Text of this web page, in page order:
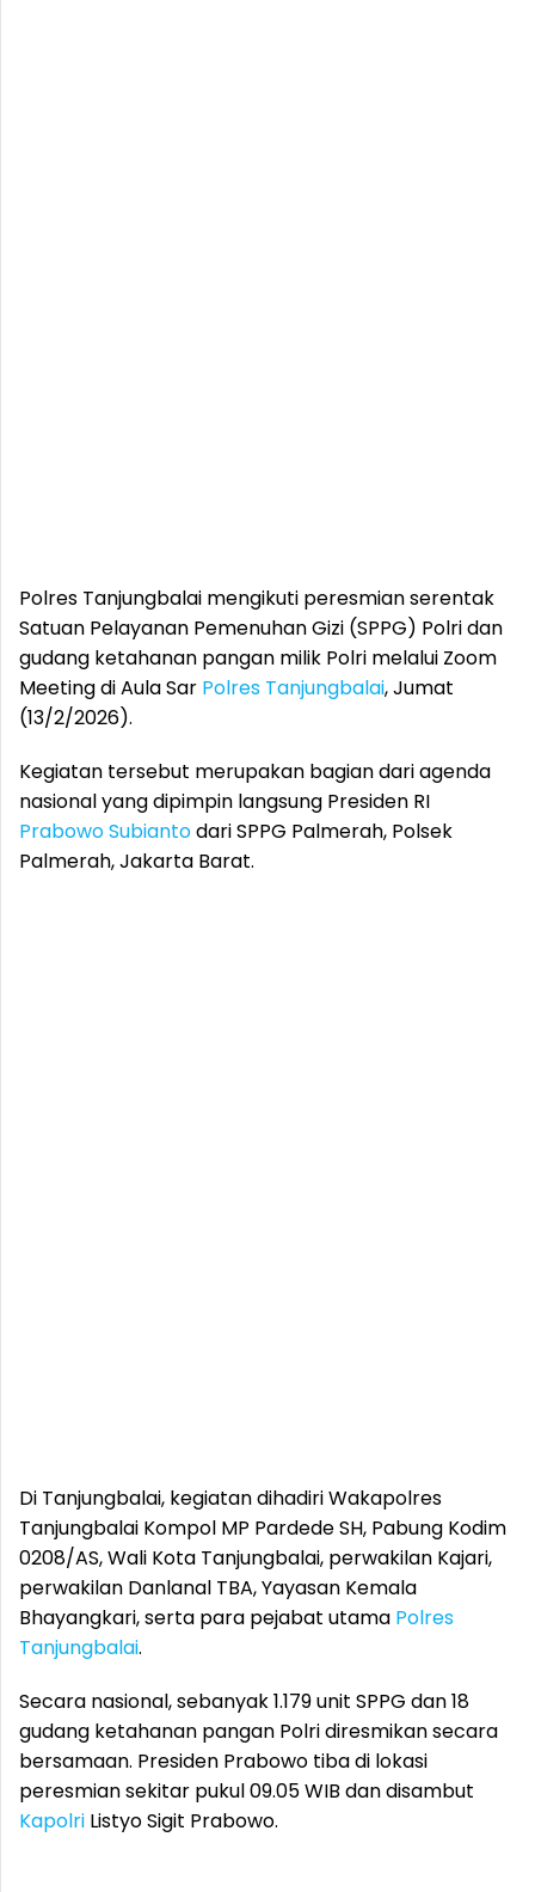
Polres Tanjungbalai mengikuti peresmian serentak
Satuan Pelayanan Pemenuhan Gizi (SPPG) Polri dan
gudang ketahanan pangan milik Polri melalui Zoom
Meeting di Aula Sar Polres Tanjungbalai, Jumat
(13/2/2026).
Kegiatan tersebut merupakan bagian dari agenda
nasional yang dipimpin langsung Presiden RI
Prabowo Subiantodari SPPG Palmerah, Polsek
Palmerah, Jakarta Barat.
Di Tanjungbalai, kegiatan dihadiri Wakapolres
Tanjungbalai Kompol MP Pardede SH, Pabung Kodim
0208/AS, Wali Kota Tanjungbalai, perwakilan Kajari,
perwakilan Danlanal TBA, Yayasan Kemala
Bhayangkari, serta para pejabat utama Polres
Tanjungbalai.
Secara nasional, sebanyak 1.179 unit SPPG dan 18
gudang ketahanan pangan Polri diresmikan secara
bersamaan. Presiden Prabowo tiba di lokasi
peresmian sekitar pukul 09.05 WIB dan disambut
Kapolri Listyo Sigit Prabowo.